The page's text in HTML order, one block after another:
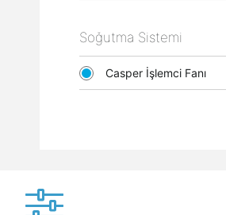
Soğutma Sistemi
Casper İşlemci Fanı